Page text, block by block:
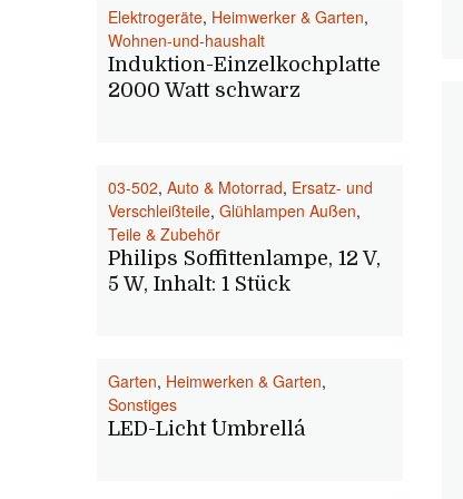
Elektrogeräte, Heimwerker & Garten,
Wohnen-und-haushalt
Induktion-Einzelkochplatte
2000 Watt schwarz
03-502, Auto & Motorrad, Ersatz- und
Verschleißteile, Glühlampen Außen,
Teile & Zubehör
Philips Soffittenlampe, 12 V,
5 W, Inhalt: 1 Stück
Garten, Heimwerken & Garten,
Sonstiges
LED-Licht ´´Umbrella´´